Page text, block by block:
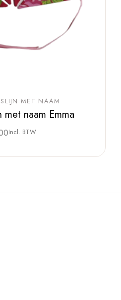
MET NAAM
naam Emma
Incl. BTW